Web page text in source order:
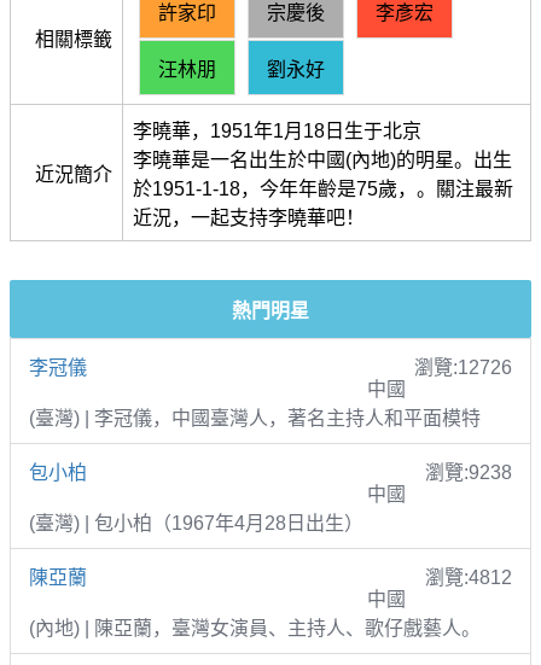
相關標籤
許家印 宗慶後 李彥宏
汪林朋 劉永好
近況簡介
李曉華，1951年1月18日生于北京
李曉華是一名出生於中國(內地)的明星。出生
於1951-1-18，今年年齡是75歲，。關注最新
近況，一起支持李曉華吧！
熱門明星
李冠儀
瀏覽:12726
中國
(臺灣) | 李冠儀，中國臺灣人，著名主持人和平面模特
包小柏
瀏覽:9238
中國
(臺灣) | 包小柏（1967年4月28日出生）
陳亞蘭
瀏覽:4812
中國
(內地) | 陳亞蘭，臺灣女演員、主持人、歌仔戲藝人。